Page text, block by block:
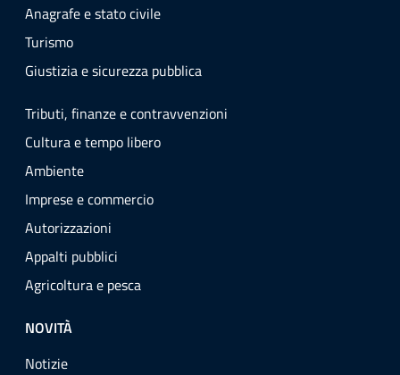
Anagrafe e stato civile
Turismo
Giustizia e sicurezza pubblica
Tributi, finanze e contravvenzioni
Cultura e tempo libero
Ambiente
Imprese e commercio
Autorizzazioni
Appalti pubblici
Agricoltura e pesca
NOVITÀ
Notizie